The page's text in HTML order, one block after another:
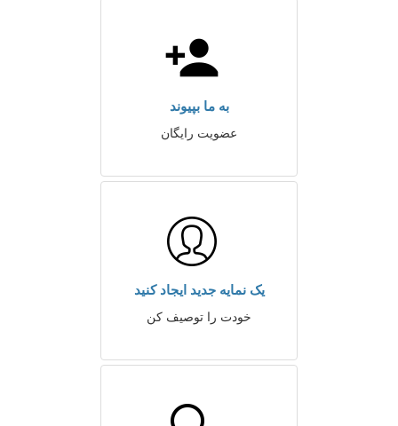
به ما بپیوند
عضویت رایگان
یک نمایه جدید ایجاد کنید
خودت را توصیف کن